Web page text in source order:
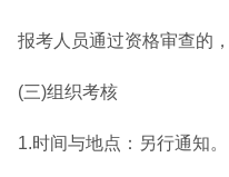
报考人员通过资格审查的
(三)组织考核
1.时间与地点：另行通知。